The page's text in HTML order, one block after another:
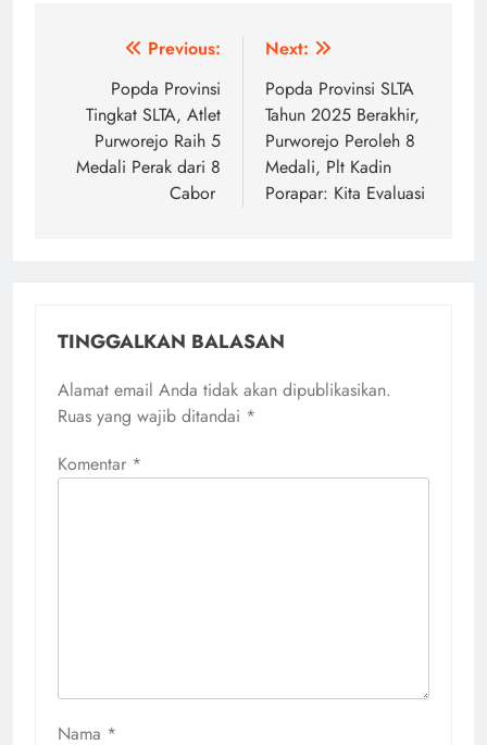
NavigasiPrevious:
Popda Provinsi
Tingkat SLTA, Atlet
Purworejo Raih 5
Medali Perak dari 8
Cabor
Next:
Popda Provinsi SLTA
Tahun 2025 Berakhir,
Purworejo Peroleh 8
Medali, Plt Kadin
Porapar: Kita Evaluasi
TINGGALKAN BALASAN
Alamat email Anda tidak akan dipublikasikan.
Ruas yang wajib ditandai *
Komentar *
Nama *